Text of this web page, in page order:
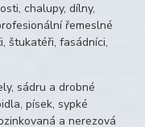
chalupy, dílny,
řemeslné
štukatéři, fasádníci,
sádru a drobné
písek, sypké
a nerezová